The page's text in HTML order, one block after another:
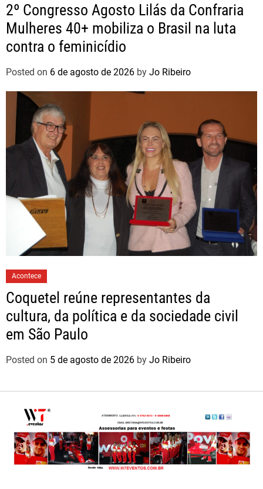
2º Congresso Agosto Lilás da Confraria
Mulheres 40+ mobiliza o Brasil na luta
contra o feminicídio
Posted on 6 de agosto de 2026 by Jo Ribeiro
Acontece
Coquetel reúne representantes da
cultura, da política e da sociedade civil
em São Paulo
Posted on 5 de agosto de 2026 by Jo Ribeiro